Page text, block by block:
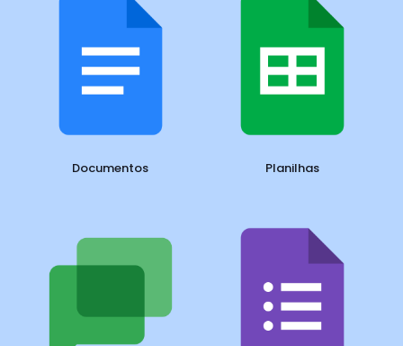
Documentos Planilhas